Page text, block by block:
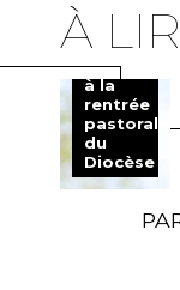
ÀBouilleret
nous
invite
à la
rentrée
pastorale
du
Diocèse